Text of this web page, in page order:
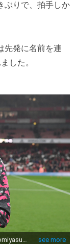
ぶりで、拍手しか
先発に名前を連
した。